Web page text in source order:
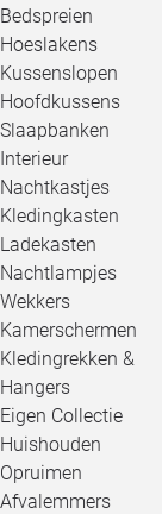
Bedspreien
Hoeslakens
Kussenslopen
Hoofdkussens
Slaapbanken
Interieur
Nachtkastjes
Kledingkasten
Ladekasten
Nachtlampjes
Wekkers
Kamerschermen
Kledingrekken &
Hangers
Eigen Collectie
Huishouden
Opruimen
Afvalemmers